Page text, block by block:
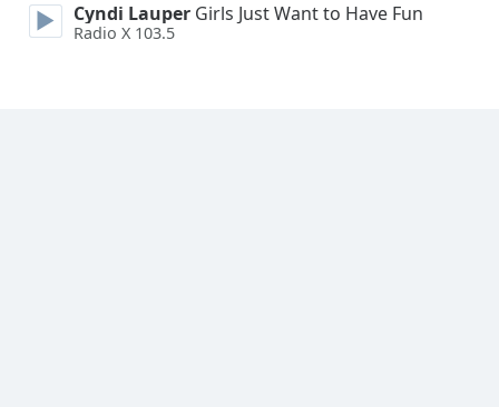
Cyndi Lauper Girls Just Want to Have Fun
Radio X 103.5